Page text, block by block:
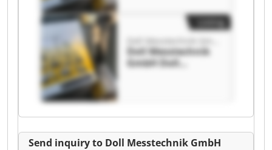
Doll Messtechnik
GmbH Doll
Send inquiry to Doll Messtechnik GmbH